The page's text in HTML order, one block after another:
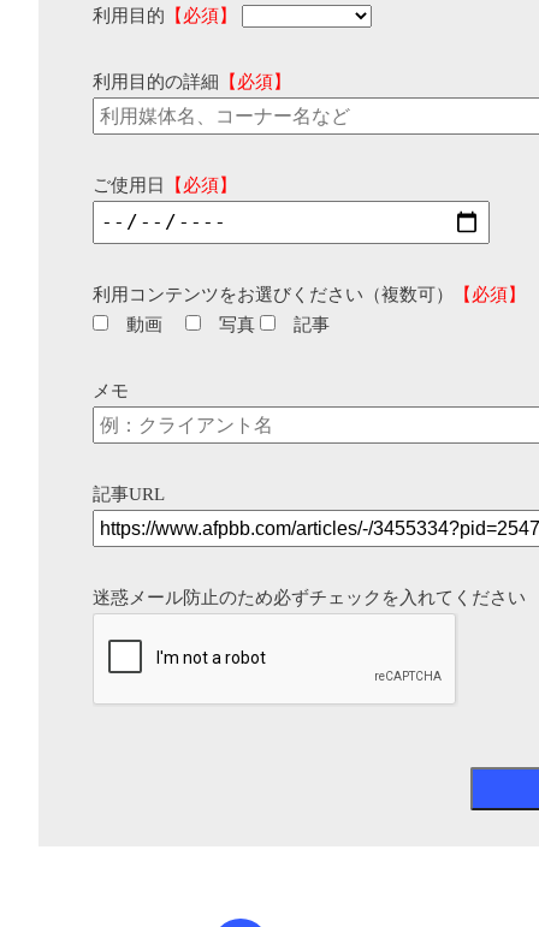
利用目的 【必須】
利用目的の詳細 【必須】
ご使用日 【必須】
利用コンテンツをお選びください（複数可）
【必須】
動画
写真 記事
メモ
記事URL
迷惑メール防止のため必ずチェックを入れてください